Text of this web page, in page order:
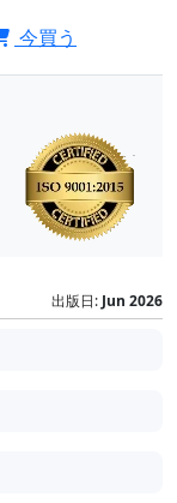
今買う
出版日: Jun 2026